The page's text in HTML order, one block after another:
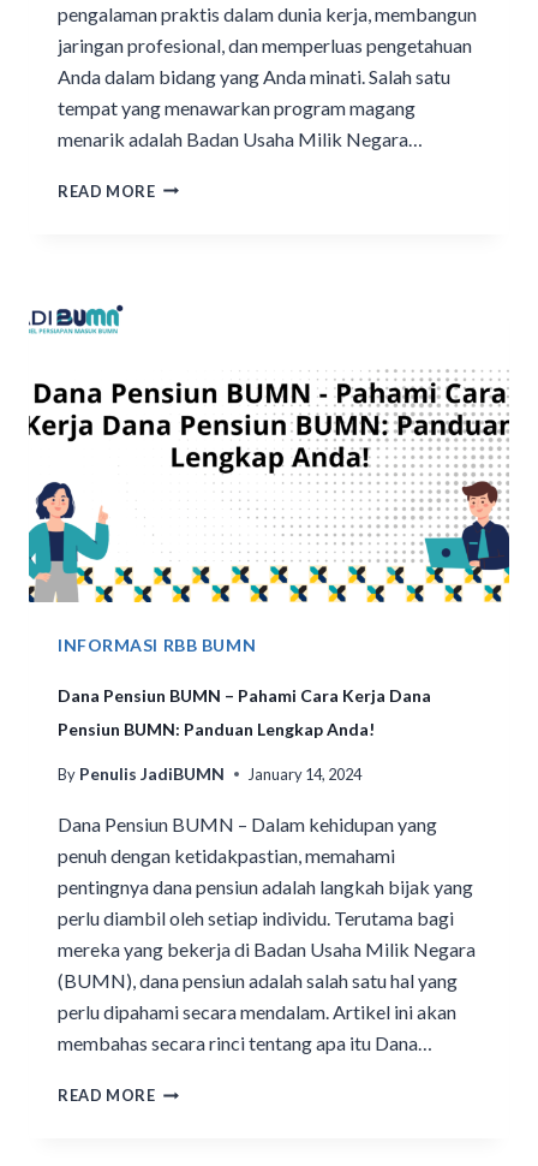
pengalaman praktis dalam dunia kerja, membangun
jaringan profesional, dan memperluas pengetahuan
Anda dalam bidang yang Anda minati. Salah satu
tempat yang menawarkan program magang
menarik adalah Badan Usaha Milik Negara…
READ MORE
INFORMASI RBB BUMN
Dana Pensiun BUMN – Pahami Cara Kerja Dana
Pensiun BUMN: Panduan Lengkap Anda!
By Penulis JadiBUMN January 14, 2024
Dana Pensiun BUMN – Dalam kehidupan yang
penuh dengan ketidakpastian, memahami
pentingnya dana pensiun adalah langkah bijak yang
perlu diambil oleh setiap individu. Terutama bagi
mereka yang bekerja di Badan Usaha Milik Negara
(BUMN), dana pensiun adalah salah satu hal yang
perlu dipahami secara mendalam. Artikel ini akan
membahas secara rinci tentang apa itu Dana…
READ MORE